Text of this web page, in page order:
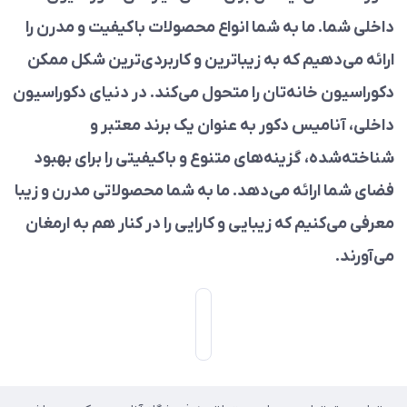
داخلی شما. ما به شما انواع محصولات باکیفیت و مدرن را
ارائه می‌دهیم که به زیباترین و کاربردی‌ترین شکل ممکن
دکوراسیون خانه‌تان را متحول می‌کند. در دنیای دکوراسیون
داخلی، آنامیس دکور به عنوان یک برند معتبر و
شناخته‌شده، گزینه‌های متنوع و باکیفیتی را برای بهبود
فضای شما ارائه می‌دهد. ما به شما محصولاتی مدرن و زیبا
معرفی می‌کنیم که زیبایی و کارایی را در کنار هم به ارمغان
می‌آورند.